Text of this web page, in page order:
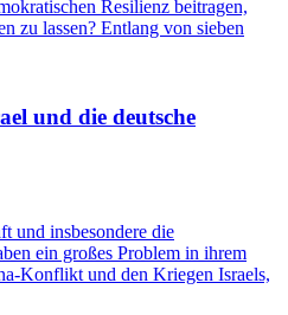
Resilienz beitragen,
zu lassen? Entlang von sieben
und die deutsche
und insbesondere die
ein großes Problem in ihrem
Konflikt und den Kriegen Israels,